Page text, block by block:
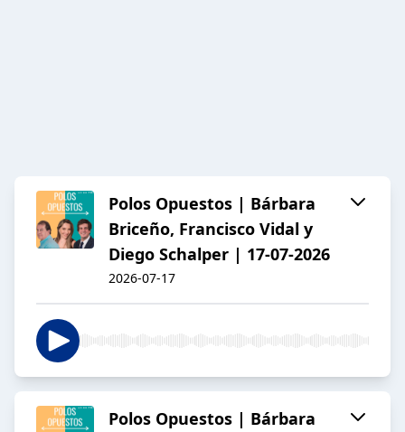
Polos Opuestos | Bárbara
Briceño, Francisco Vidal y
Diego Schalper | 17-07-2026
2026-07-17
Polos Opuestos | Bárbara